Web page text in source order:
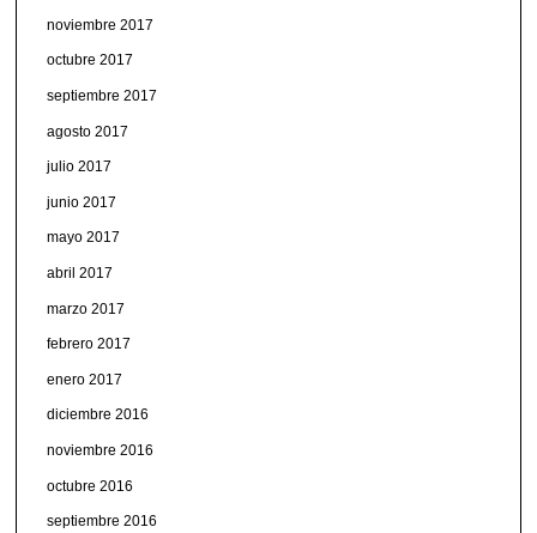
noviembre 2017
octubre 2017
septiembre 2017
agosto 2017
julio 2017
junio 2017
mayo 2017
abril 2017
marzo 2017
febrero 2017
enero 2017
diciembre 2016
noviembre 2016
octubre 2016
septiembre 2016